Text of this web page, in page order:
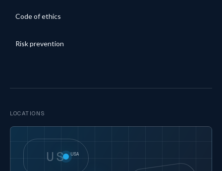
Code of ethics
Risk prevention
LOCATIONS
US USA